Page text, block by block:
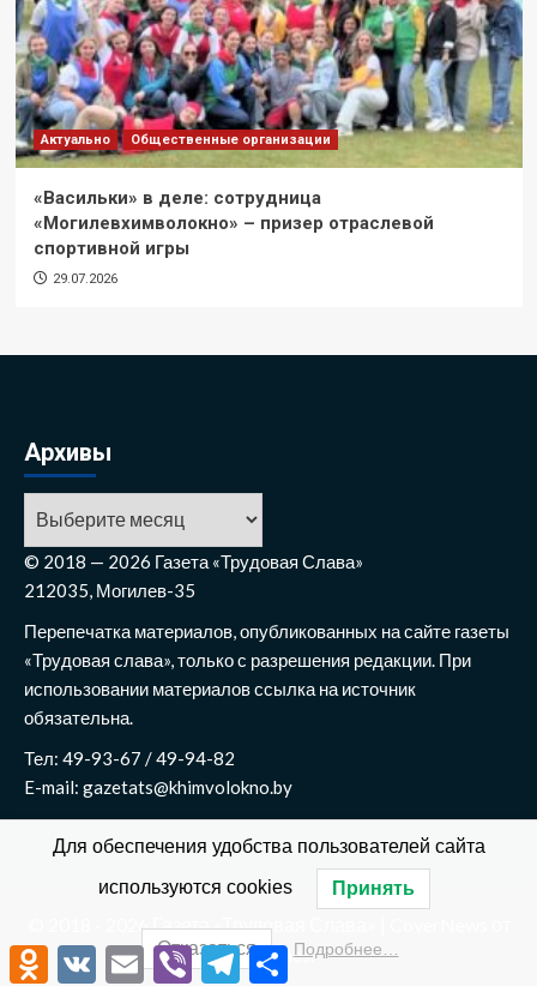
Актуально Общественные организации
«Васильки» в деле: сотрудница
«Могилевхимволокно» – призер отраслевой
спортивной игры
29.07.2026
Архивы
Архивы
© 2018 — 2026 Газета «Трудовая Слава»
212035, Могилев-35
Перепечатка материалов, опубликованных на сайте газеты
«Трудовая слава», только с разрешения редакции. При
использовании материалов ссылка на источник
обязательна.
Тел: 49-93-67 / 49-94-82
E-mail: gazetats@khimvolokno.by
© 2018 - 2026 Газета «Трудовая Слава»
AF themes.
Odnoklassniki
VK EmailViberTelegramОтправить
Для обеспечения удобства пользователей сайта
используются cookies Принять
Отказаться Подробнее…